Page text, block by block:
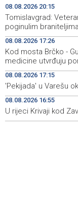
18:09
Iran 'vrlo
brodskoj ruti
18:05
Koncertom
manifestacija 'Dani
17:26
Kod mosta
sudske medicine
17:15
'Pekijada' u
regiona
08.08.2026 20:15
Tomislavgrad:
poginulim braniteljima
08.08.2026 17:26
Kod mosta Brčko -
medicine utvrđuju
08.08.2026 17:15
'Pekijada' u Varešu
08.08.2026 16:55
U rijeci Krivaji kod